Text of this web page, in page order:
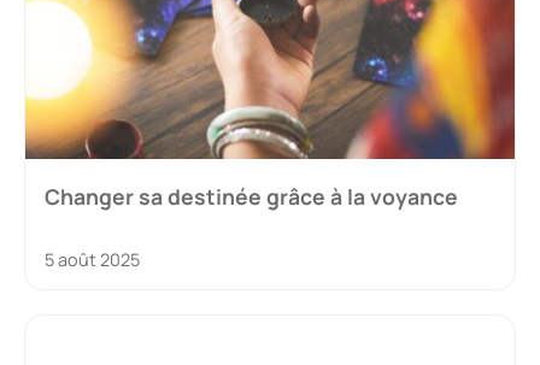
Changer sa destinée grâce à la voyance
5 août 2025